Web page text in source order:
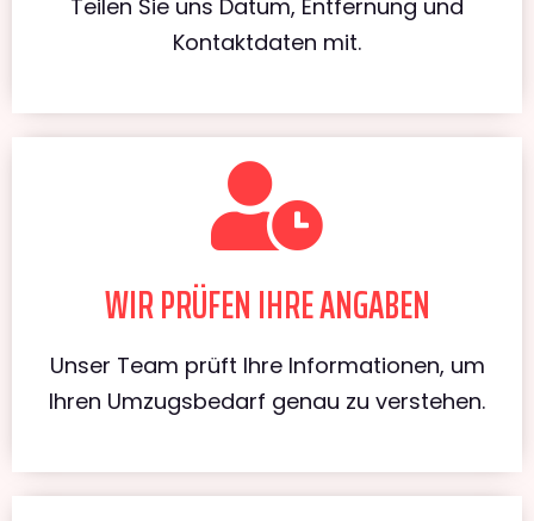
Teilen Sie uns Datum, Entfernung und
Kontaktdaten mit.
WIR PRÜFEN IHRE ANGABEN
Unser Team prüft Ihre Informationen, um
Ihren Umzugsbedarf genau zu verstehen.